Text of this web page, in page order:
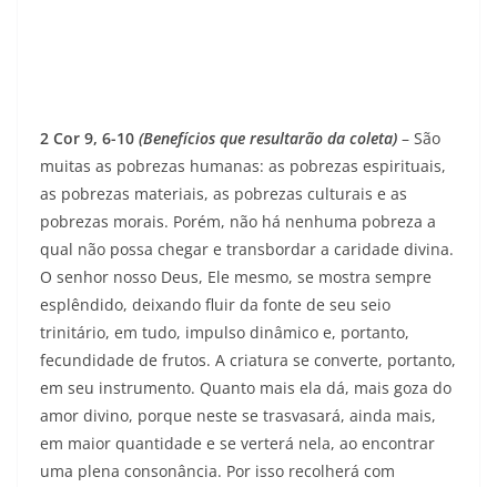
2 Cor 9, 6-10 (Benefícios que resultarão da coleta) – São
muitas as pobrezas humanas: as pobrezas espirituais,
as pobrezas materiais, as pobrezas culturais e as
pobrezas morais. Porém, não há nenhuma pobreza a
qual não possa chegar e transbordar a caridade divina.
O senhor nosso Deus, Ele mesmo, se mostra sempre
esplêndido, deixando fluir da fonte de seu seio
trinitário, em tudo, impulso dinâmico e, portanto,
fecundidade de frutos. A criatura se converte, portanto,
em seu ins­trumento. Quanto mais ela dá, mais goza do
amor divino, porque neste se trasvasará, ainda mais,
em maior quantidade e se verterá nela, ao encontrar
uma plena consonância. Por isso recolherá com